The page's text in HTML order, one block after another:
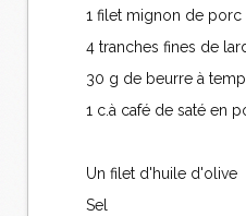
1 filet mignon de porc
4 tranches fines de
30 g de beurre à
1 c.à café de saté en
Un filet d'huile d'olive
Sel